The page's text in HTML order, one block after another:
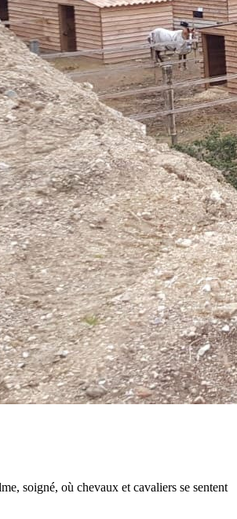
soigné, où chevaux et cavaliers se sentent